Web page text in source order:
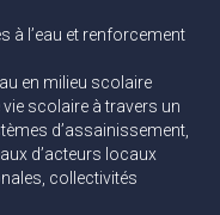
à l’eau et renforcement
en milieu scolaire
scolaire à travers un
d’assainissement,
d’acteurs locaux
collectivités